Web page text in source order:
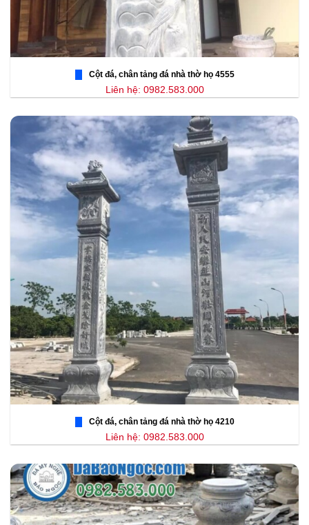
Cột đá, chân tảng đá nhà thờ họ 4555
Liên hệ: 0982.583.000
Cột đá, chân tảng đá nhà thờ họ 4210
Liên hệ: 0982.583.000